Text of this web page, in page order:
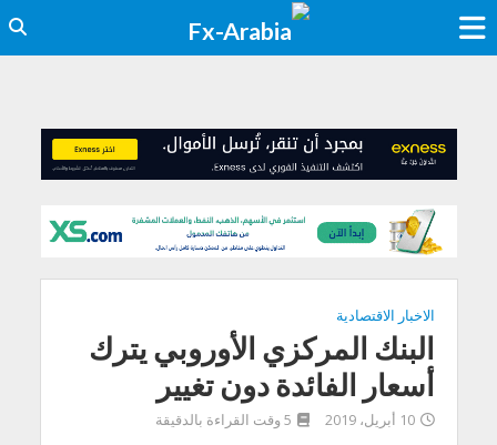
الاخبار الاقتصادية
البنك المركزي الأوروبي يترك
أسعار الفائدة دون تغيير
10 أبريل، 2019 5 وقت القراءة بالدقيقة